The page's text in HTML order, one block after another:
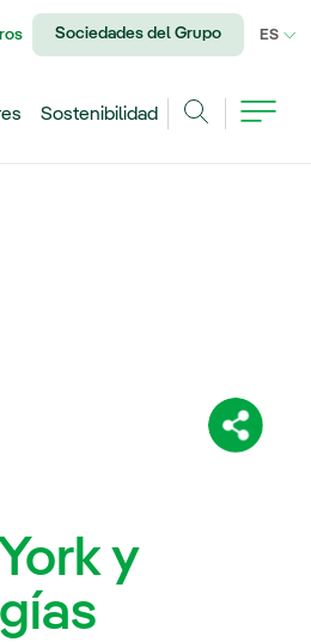
Sociedades del Grupo ES
Sostenibilidad
y